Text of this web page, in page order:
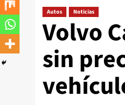
Autos Noticias
Volvo
sin